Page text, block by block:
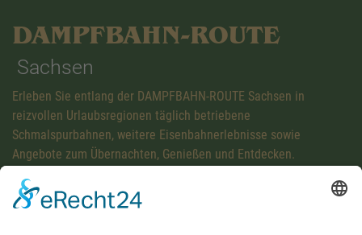
DAMPFBAHN-ROUTE
Sachsen
Erleben Sie entlang der DAMPFBAHN-ROUTE Sachsen in
reizvollen Urlaubsregionen täglich betriebene
Schmalspurbahnen, weitere Eisenbahnerlebnisse sowie
Angebote zum Übernachten, Genießen und Entdecken.